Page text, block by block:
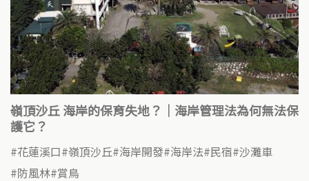
嶺頂沙丘 海岸的保育失地？｜海岸管理法為何無法保
護它？
花蓮溪口 嶺頂沙丘 海岸開發 海岸法 民宿 沙灘車
防風林 賞鳥